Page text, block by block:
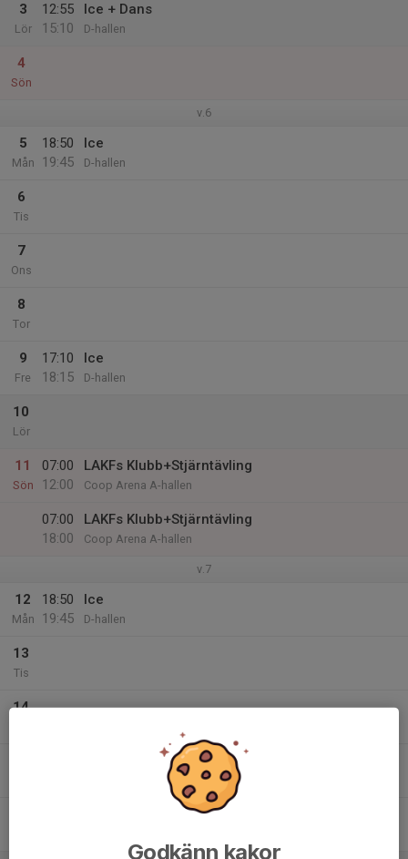
3
Lör
12:55
15:10
Ice + Dans
D-hallen
4
Sön
v.6
5
Mån
18:50
19:45
Ice
D-hallen
6
Tis
7
Ons
8
Tor
9
Fre
17:10
18:15
Ice
D-hallen
10
Lör
11
Sön
07:00
12:00
LAKFs Klubb+Stjärntävling
Coop Arena A-hallen
07:00
18:00
LAKFs Klubb+Stjärntävling
Coop Arena A-hallen
v.7
12
Mån
18:50
19:45
Ice
D-hallen
13
Tis
14
Godkänn kakor